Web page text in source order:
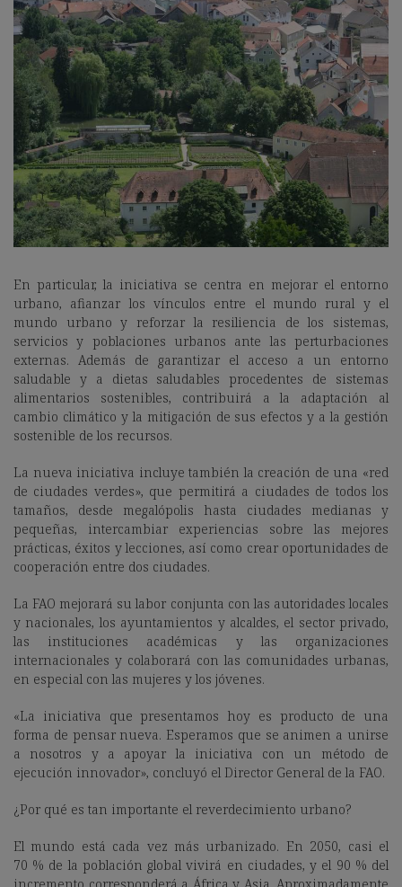
En particular, la iniciativa se centra en mejorar el entorno
urbano, afianzar los vínculos entre el mundo rural y el
mundo urbano y reforzar la resiliencia de los sistemas,
servicios y poblaciones urbanos ante las perturbaciones
externas. Además de garantizar el acceso a un entorno
saludable y a dietas saludables procedentes de sistemas
alimentarios sostenibles, contribuirá a la adaptación al
cambio climático y la mitigación de sus efectos y a la gestión
sostenible de los recursos.
La nueva iniciativa incluye también la creación de una «red
de ciudades verdes», que permitirá a ciudades de todos los
tamaños, desde megalópolis hasta ciudades medianas y
pequeñas, intercambiar experiencias sobre las mejores
prácticas, éxitos y lecciones, así como crear oportunidades de
cooperación entre dos ciudades.
La FAO mejorará su labor conjunta con las autoridades locales
y nacionales, los ayuntamientos y alcaldes, el sector privado,
las instituciones académicas y las organizaciones
internacionales y colaborará con las comunidades urbanas,
en especial con las mujeres y los jóvenes.
«La iniciativa que presentamos hoy es producto de una
forma de pensar nueva. Esperamos que se animen a unirse
a nosotros y a apoyar la iniciativa con un método de
ejecución innovador», concluyó el Director General de la FAO.
¿Por qué es tan importante el reverdecimiento urbano?
El mundo está cada vez más urbanizado. En 2050, casi el
70 % de la población global vivirá en ciudades, y el 90 % del